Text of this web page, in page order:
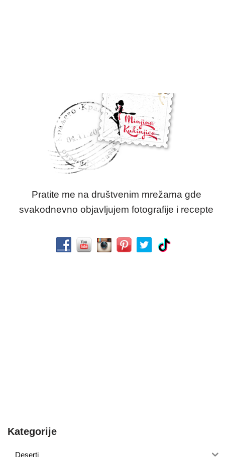
Pratite me na društvenim mrežama gde
svakodnevno objavljujem fotografije i recepte
Kategorije
Deserti